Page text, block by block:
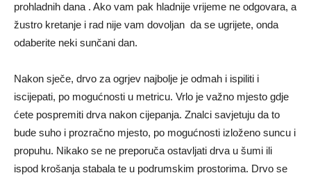
prohladnih dana . Ako vam pak hladnije vrijeme ne odgovara, a
žustro kretanje i rad nije vam dovoljan da se ugrijete, onda
odaberite neki sunčani dan.
Nakon sječe, drvo za ogrjev najbolje je odmah i ispiliti i
iscijepati, po mogućnosti u metricu. Vrlo je važno mjesto gdje
ćete pospremiti drva nakon cijepanja. Znalci savjetuju da to
bude suho i prozračno mjesto, po mogućnosti izloženo suncu i
propuhu. Nikako se ne preporuča ostavljati drva u šumi ili
ispod krošanja stabala te u podrumskim prostorima. Drvo se